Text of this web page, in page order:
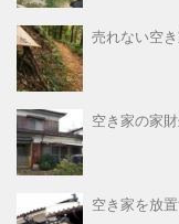
売れない空
空き家の家
空き家を放